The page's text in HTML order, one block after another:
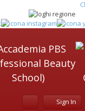
Sign In